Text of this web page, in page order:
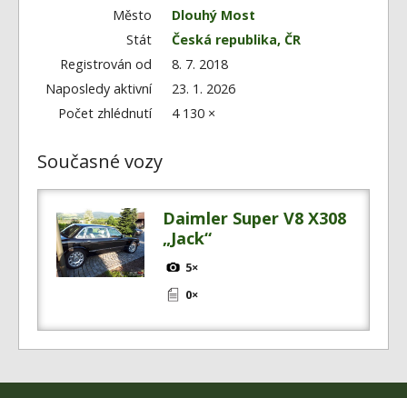
Město
Dlouhý Most
Stát
Česká republika, ČR
Registrován od
8. 7. 2018
Naposledy aktivní
23. 1. 2026
Počet zhlédnutí
4 130 ×
Současné vozy
Daimler Super V8 X308
„Jack“
5×
0×